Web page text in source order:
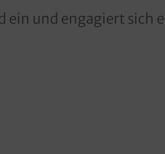
ein und engagiert